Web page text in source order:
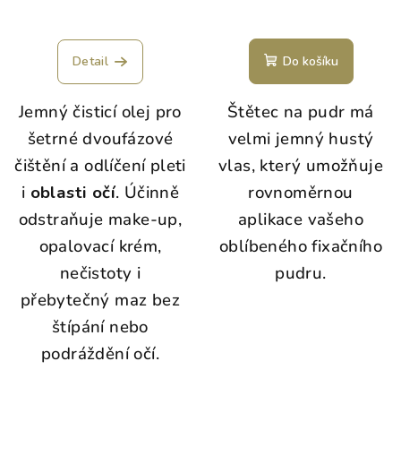
Detail
Jemný čisticí olej pro
šetrné dvoufázové
čištění a odlíčení pleti
i oblasti očí. Účinně
odstraňuje make-up,
opalovací krém,
nečistoty i
přebytečný maz bez
štípání nebo
podráždění očí.
Do košíku
Štětec na pudr má
velmi jemný hustý
vlas, který umožňuje
rovnoměrnou
aplikace vašeho
oblíbeného fixačního
pudru.